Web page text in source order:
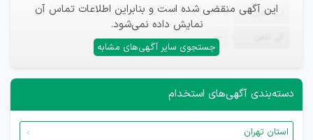
این آگهی منقضی شده است و بنابراین اطلاعات تماس آن
نمایش داده نمی‌شود.
جستجوی سایر آگهی‌های مشابه
ایمیل —
—
دسته‌بندی آگهی‌های استخدام
استان تهران